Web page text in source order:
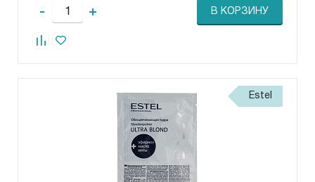
- + В КОРЗИНУ
Estel